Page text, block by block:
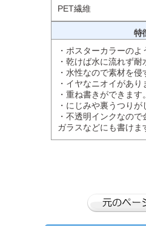
PET繊維
特
・ポスターカラーの
・乾けば水に流れず
・水性なので素材を
・イヤなニオイがあり
・重ね書きができます。
・にじみや裏うつりが
・不透明インクなので
ガラスなどにも書けま